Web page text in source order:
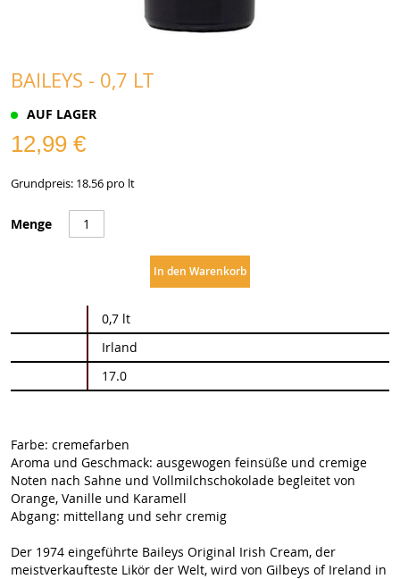
BAILEYS - 0,7 LT
AUF LAGER
12,99 €
Grundpreis: 18.56 pro lt
Menge
In den Warenkorb
Informationen
0,7 lt
Irland
17.0
Farbe: cremefarben
Aroma und Geschmack: ausgewogen feinsüße und cremige
Noten nach Sahne und Vollmilchschokolade begleitet von
Orange, Vanille und Karamell
Abgang: mittellang und sehr cremig
Der 1974 eingeführte Baileys Original Irish Cream, der
meistverkaufteste Likör der Welt, wird von Gilbeys of Ireland in